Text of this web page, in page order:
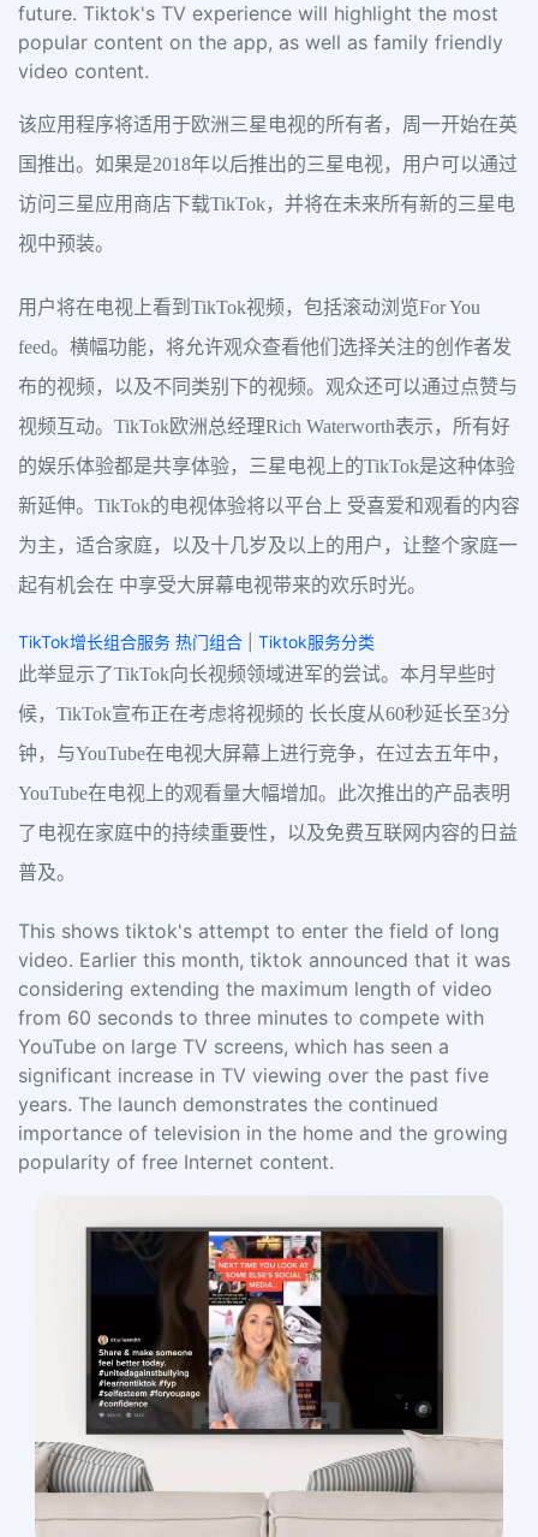
future. Tiktok's TV experience will highlight the most
popular content on the app, as well as family friendly
video content.
该应用程序将适用于欧洲三星电视的所有者，周一开始在英
国推出。如果是2018年以后推出的三星电视，用户可以通过
访问三星应用商店下载TikTok，并将在未来所有新的三星电
视中预装。
用户将在电视上看到TikTok视频，包括滚动浏览For You
feed。横幅功能，将允许观众查看他们选择关注的创作者发
布的视频，以及不同类别下的视频。观众还可以通过点赞与
视频互动。TikTok欧洲总经理Rich Waterworth表示，所有好
的娱乐体验都是共享体验，三星电视上的TikTok是这种体验
新延伸。TikTok的电视体验将以平台上 受喜爱和观看的内容
为主，适合家庭，以及十几岁及以上的用户，让整个家庭一
起有机会在 中享受大屏幕电视带来的欢乐时光。
TikTok增长组合服务 热门组合
Tiktok服务分类
此举显示了TikTok向长视频领域进军的尝试。本月早些时
候，TikTok宣布正在考虑将视频的 长长度从60秒延长至3分
钟，与YouTube在电视大屏幕上进行竞争，在过去五年中，
YouTube在电视上的观看量大幅增加。此次推出的产品表明
了电视在家庭中的持续重要性，以及免费互联网内容的日益
普及。
This shows tiktok's attempt to enter the field of long
video. Earlier this month, tiktok announced that it was
considering extending the maximum length of video
from 60 seconds to three minutes to compete with
YouTube on large TV screens, which has seen a
significant increase in TV viewing over the past five
years. The launch demonstrates the continued
importance of television in the home and the growing
popularity of free Internet content.